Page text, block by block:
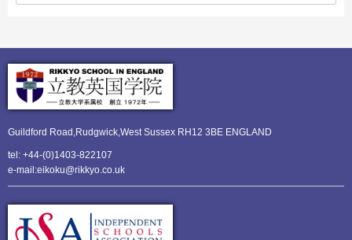
Guildford Road,Rudgwick,West Sussex RH12 3BE ENGLAND
tel: +44-(0)1403-822107
e-mail:eikoku@rikkyo.co.uk